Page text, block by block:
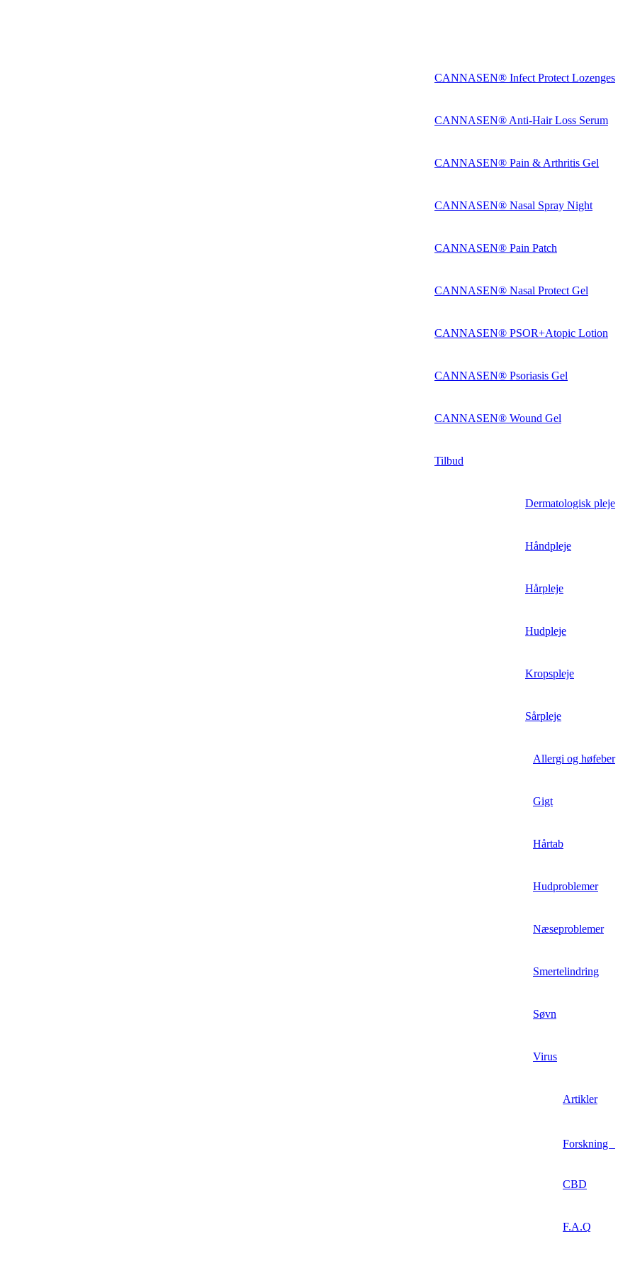
CANNASEN® Infect Protect Lozenges
CANNASEN® Anti-Hair Loss Serum
CANNASEN® Pain & Arthritis Gel
CANNASEN® Nasal Spray Night
CANNASEN® Pain Patch
CANNASEN® Nasal Protect Gel
CANNASEN® PSOR+Atopic Lotion
CANNASEN® Psoriasis Gel
CANNASEN® Wound Gel
Tilbud
Dermatologisk pleje
Håndpleje
Hårpleje
Hudpleje
Kropspleje
Sårpleje
Allergi og høfeber
Gigt
Hårtab
Hudproblemer
Næseproblemer
Smertelindring
Søvn
Virus
Artikler
Forskning
CBD
F.A.Q